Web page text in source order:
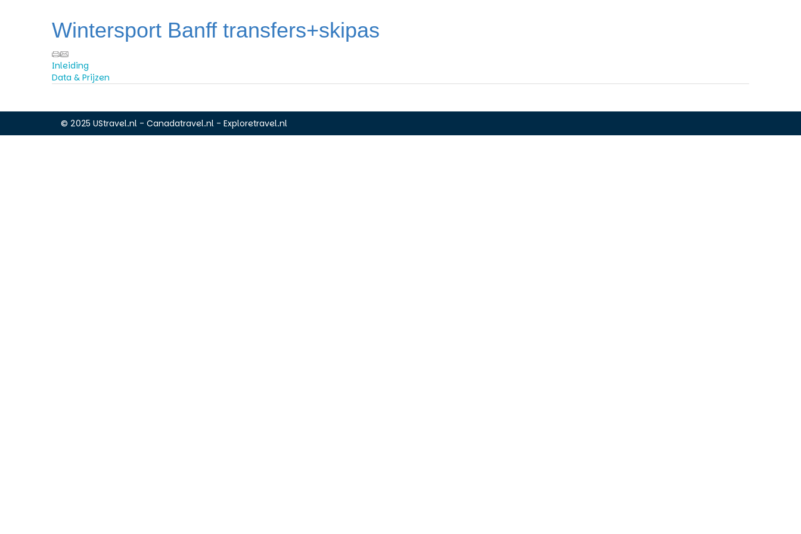
Wintersport Banff transfers+skipas
Inleiding
Data & Prijzen
© 2025 UStravel.nl - Canadatravel.nl - Exploretravel.nl